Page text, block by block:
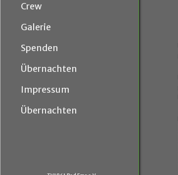
Crew
Galerie
Spenden
Übernachten
Impressum
Übernachten